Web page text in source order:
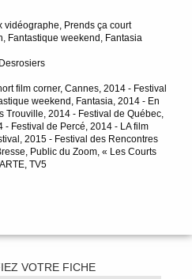
vidéographe, Prends ça court
Fantastique weekend, Fantasia
film corner, Cannes, 2014 - Festival
weekend, Fantasia, 2014 - En
Trouville, 2014 - Festival de Québec,
Festival de Percé, 2014 - LA film
2015 - Festival des Rencontres
Public du Zoom, « Les Courts
TV5
VOTRE FICHE